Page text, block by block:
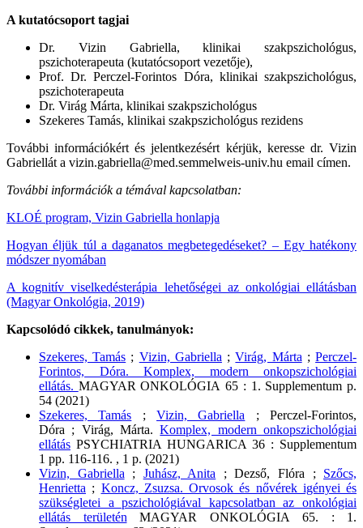
A kutatócsoport tagjai
Dr. Vizin Gabriella, klinikai szakpszichológus,
pszichoterapeuta (kutatócsoport vezetője),
Prof. Dr. Perczel-Forintos Dóra, klinikai szakpszichológus,
pszichoterapeuta
Dr. Virág Márta, klinikai szakpszichológus
Szekeres Tamás, klinikai szakpszichológus rezidens
További információkért és jelentkezésért kérjük, keresse dr. Vizin
Gabriellát a vizin.gabriella@med.semmelweis-univ.hu email címen.
További információk a témával kapcsolatban:
KLOÉ program, Vizin Gabriella honlapja
Hogyan éljük túl a daganatos megbetegedéseket? – Egy hatékony
módszer nyomában
A kognitív viselkedésterápia lehetőségei az onkológiai ellátásban
(Magyar Onkológia, 2019)
Kapcsolódó cikkek, tanulmányok:
Szekeres, Tamás ; Vizin, Gabriella ;Virág, Márta ;Perczel-
Forintos, Dóra. Komplex, modern onkopszichológiai
ellátás. MAGYAR ONKOLÓGIA 65 : 1. Supplementum p.
54 (2021)
Szekeres, Tamás
;Vizin, Gabriella ;Perczel-Forintos,
Dóra ; Virág, Márta.Komplex, modern onkopszichológiai
ellátás PSYCHIATRIA HUNGARICA 36 : Supplementum
1 pp. 116-116. , 1 p. (2021)
Vizin, Gabriella
; Juhász, Anita ;Dezső, Flóra ; Szőcs,
Henrietta ; Koncz, Zsuzsa. Orvosok és nővérek igényei és
szükségletei a pszichológiával kapcsolatban az onkológiai
ellátás területén
MAGYAR ONKOLÓGIA 65. : 1.